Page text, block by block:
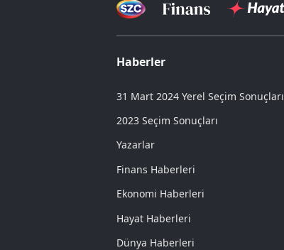
Haberler
31 Mart 2024 Yerel Seçim Sonuçları
2023 Seçim Sonuçları
Yazarlar
Finans Haberleri
Ekonomi Haberleri
Hayat Haberleri
Dünya Haberleri